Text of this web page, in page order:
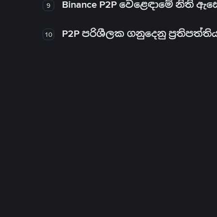
9 Binance P2P වෙළෙඳාමේ නිති
10 P2P පරිශීලක ගනුදෙනු